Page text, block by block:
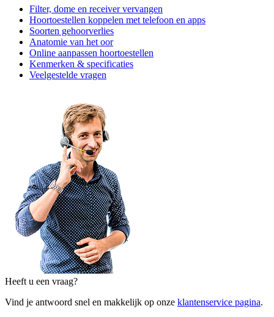
Filter, dome en receiver vervangen
Hoortoestellen koppelen met telefoon en apps
Soorten gehoorverlies
Anatomie van het oor
Online aanpassen hoortoestellen
Kenmerken & specificaties
Veelgestelde vragen
Heeft u een vraag?
Vind je antwoord snel en makkelijk op onze klantenservice pagina.